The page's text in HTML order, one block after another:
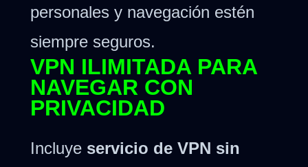
personales y navegación estén
siempre seguros.
VPN ILIMITADA PARA
NAVEGAR CON
PRIVACIDAD
Incluye servicio de VPN sin